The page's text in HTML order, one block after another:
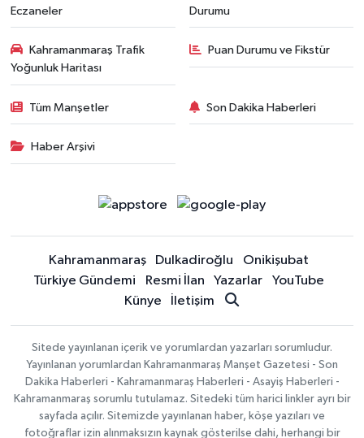
Eczaneler
Durumu
Kahramanmaraş Trafik
Yoğunluk Haritası
Puan Durumu ve Fikstür
Tüm Manşetler Son Dakika Haberleri
Haber Arşivi
Kahramanmaraş Dulkadiroğlu
Onikişubat
Türkiye Gündemi
Resmi İlan Yazarlar
YouTube
Künye
İletişim
Sitede yayınlanan içerik ve yorumlardan yazarları sorumludur.
Yayınlanan yorumlardan Kahramanmaraş Manşet Gazetesi - Son
Dakika Haberleri - Kahramanmaraş Haberleri - Asayiş Haberleri -
Kahramanmaraş sorumlu tutulamaz. Sitedeki tüm harici linkler ayrı bir
sayfada açılır. Sitemizde yayınlanan haber, köşe yazıları ve
fotoğraflar izin alınmaksızın kaynak gösterilse dahi, herhangi bir